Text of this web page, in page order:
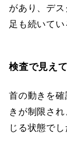
があり、デ
足も続いてい
検査で見え
首の動きを
きが制限さ
じる状態でし